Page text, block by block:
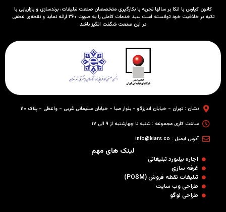
کانون کیارس با اتکا بر سالها تجربه با بکارگیری متخصصان صنعت تبلیغات، برندسازی و بازاریابی با
تکیه بر خلاقیت خود توانسته است سبد خدمات کاملی را به صورت ۳۶۰ ارائه نماید و نقطه‌ی عطفی
در این صنعت شگفت انگیز باشد
نشان : تهران - خیابان اندرزگو - بلوار صبا - خیابان سلیمانی غربی - واعظی - پلاک ۱۱۰
ساعت کاری مجموعه : شنبه تا چهارشنبه از ۹ الی ۱۷
آدرس ایمیل : info@kiars.co
لینک های مهم
اجاره بیلبورد تبلیغاتی
غرفه سازی
تبلیغات نقطه فروش (POSM)
طراحی وب سایت
طراحی لوگو